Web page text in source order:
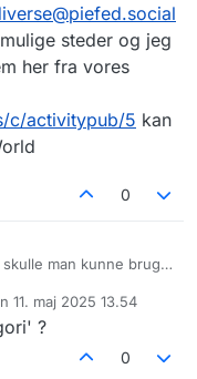
steder og jeg
her fra vores
c/activitypub/5 kan
0
man kunne bruge
Friendica og andre
@admin
15dc-445f-8a1e-
categories-are-
11. maj 2025 13.54
af
?
0